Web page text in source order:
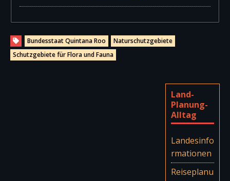
Bundesstaat Quintana Roo
Naturschutzgebiete
Schutzgebiete für Flora und Fauna
Land-
Planung-
Alltag
Landesinfo
rmationen
Reiseplanu